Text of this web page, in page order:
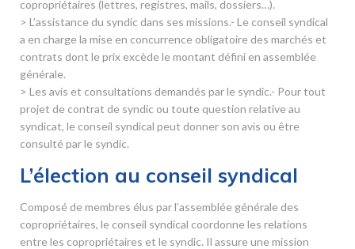
copropriétaires (lettres, registres, mails, dossiers…).
> L’assistance du syndic dans ses missions.- Le conseil syndical
a en charge la mise en concurrence obligatoire des marchés et
contrats dont le prix excède le montant défini en assemblée
générale.
> Les avis et consultations demandés par le syndic.- Pour tout
projet de contrat de syndic ou toute question relative au
syndicat, le conseil syndical peut donner son avis ou être
consulté par le syndic.
L’élection au conseil syndical
Composé de membres élus par l’assemblée générale des
copropriétaires, le conseil syndical coordonne les relations
entre les copropriétaires et le syndic. Il assure une mission